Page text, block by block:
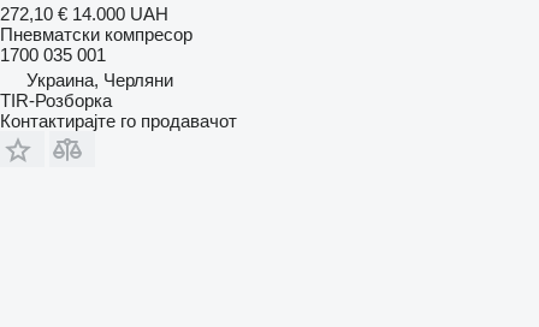
272,10 € 14.000 UAH
Пневматски компресор
1700 035 001
Украина, Черляни
TIR-Розборка
Контактирајте го продавачот